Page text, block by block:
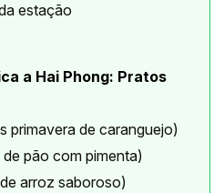
estação
a Hai Phong: Pratos
primavera de caranguejo)
pão com pimenta)
arroz saboroso)